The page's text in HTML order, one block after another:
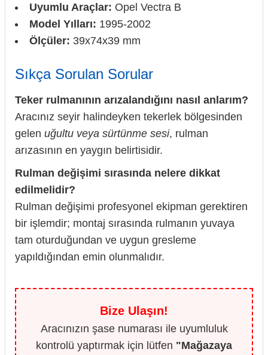
Uyumlu Araçlar: Opel Vectra B
Model Yılları: 1995-2002
Ölçüler: 39x74x39 mm
Sıkça Sorulan Sorular
Teker rulmanının arızalandığını nasıl anlarım?
Aracınız seyir halindeyken tekerlek bölgesinden
gelen uğultu veya sürtünme sesi, rulman
arızasının en yaygın belirtisidir.
Rulman değişimi sırasında nelere dikkat
edilmelidir?
Rulman değişimi profesyonel ekipman gerektiren
bir işlemdir; montaj sırasında rulmanın yuvaya
tam oturduğundan ve uygun gresleme
yapıldığından emin olunmalıdır.
Bize Ulaşın!
Aracınızın şase numarası ile uyumluluk
kontrolü yaptırmak için lütfen "Mağazaya